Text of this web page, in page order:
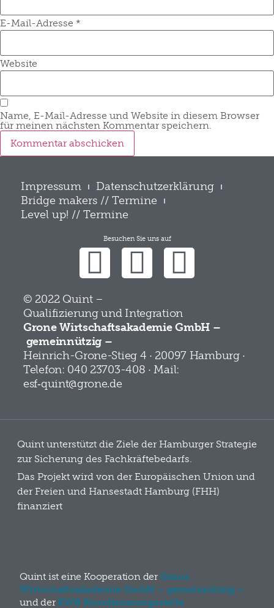
E-Mail-Adresse *
Website
Name, E-Mail-Adresse und Website in diesem Browser
für meinen nächsten Kommentar speichern.
Impressum
Datenschutzerklärung
Bridge makers // Termine
Level up! // Termine
Besuchen Sie uns auf
© 2022 Quint –
Qualifizierung und Integration
Grone Wirtschaftsakademie GmbH –
gemeinnützig –
Heinrich-Grone-Stieg 4 · 20097 Hamburg ·
Telefon: 040 23703-408 · Mail:
esf‑quint@grone.de
Quint unterstützt die Ziele der Hamburger Strategie
zur Sicherung des Fachkräftebedarfs.
Das Projekt wird von der Europäischen Union und
der Freien und Hansestadt Hamburg (FHH)
finanziert
Quint ist eine Kooperation der Grone
Wirtschaftsakademie GmbH – gemeinnützig –
und der KWB Koordinierungsstelle